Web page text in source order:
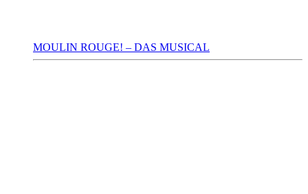
MOULIN ROUGE! – DAS MUSICAL